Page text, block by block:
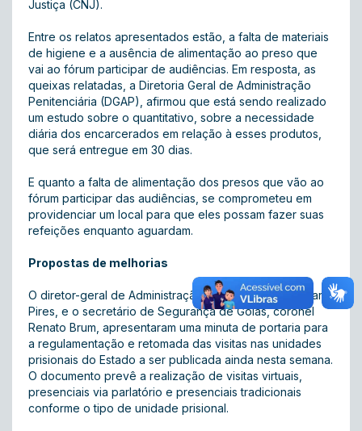
Justiça (CNJ).
Entre os relatos apresentados estão, a falta de materiais
de higiene e a ausência de alimentação ao preso que
vai ao fórum participar de audiências. Em resposta, as
queixas relatadas, a Diretoria Geral de Administração
Penitenciária (DGAP), afirmou que está sendo realizado
um estudo sobre o quantitativo, sobre a necessidade
diária dos encarcerados em relação à esses produtos,
que será entregue em 30 dias.
E quanto a falta de alimentação dos presos que vão ao
fórum participar das audiências, se comprometeu em
providenciar um local para que eles possam fazer suas
refeições enquanto aguardam.
Propostas de melhorias
O diretor-geral de Administração Penitenciária, Josimar
Pires, e o secretário de Segurança de Goiás, coronel
Renato Brum, apresentaram uma minuta de portaria para
a regulamentação e retomada das visitas nas unidades
prisionais do Estado a ser publicada ainda nesta semana.
O documento prevê a realização de visitas virtuais,
presenciais via parlatório e presenciais tradicionais
conforme o tipo de unidade prisional.